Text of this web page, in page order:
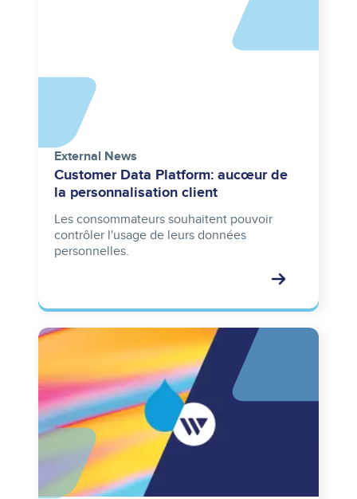
External News
Customer Data Platform: aucœur de
la personnalisation client
Les consommateurs souhaitent pouvoir
contrôler l'usage de leurs données
personnelles.
Image